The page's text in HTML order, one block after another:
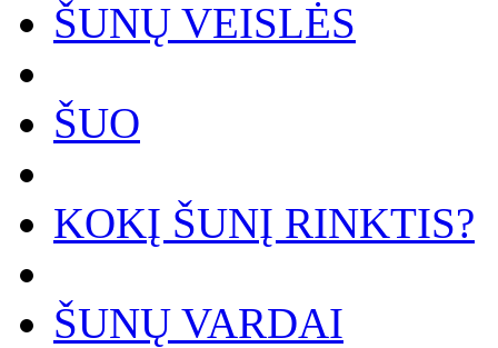
ŠUNŲ VEISLĖS
ŠUO
KOKĮ ŠUNĮ RINKTIS?
ŠUNŲ VARDAI